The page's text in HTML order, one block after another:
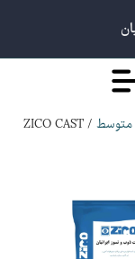
متوسط
/ ZICO CAST